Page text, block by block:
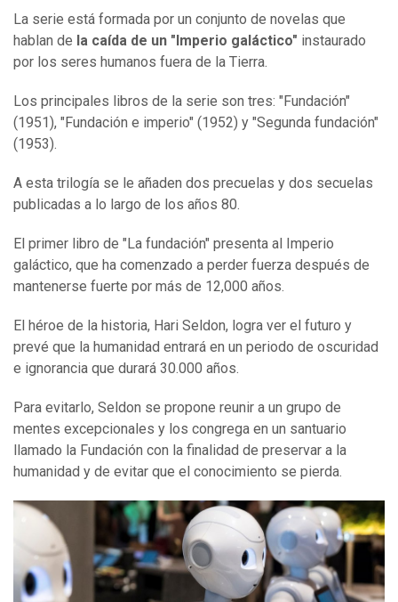
La serie está formada por un conjunto de novelas que
hablan de la caída de un " Imperio galáctico" instaurado
por los seres humanos fuera de la Tierra.
Los principales libros de la serie son tres: "Fundación"
(1951), "Fundación e imperio" (1952) y "Segunda fundación"
(1953).
A esta trilogía se le añaden dos precuelas y dos secuelas
publicadas a lo largo de los años 80.
El primer libro de "La fundación" presenta al Imperio
galáctico, que ha comenzado a perder fuerza después de
mantenerse fuerte por más de 12,000 años.
El héroe de la historia, Hari Seldon, logra ver el futuro y
prevé que la humanidad entrará en un periodo de oscuridad
e ignorancia que durará 30.000 años.
Para evitarlo, Seldon se propone reunir a un grupo de
mentes excepcionales y los congrega en un santuario
llamado la Fundación con la finalidad de preservar a la
humanidad y de evitar que el conocimiento se pierda.